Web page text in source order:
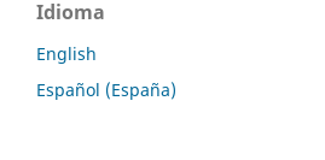
Idioma
English
Español (España)